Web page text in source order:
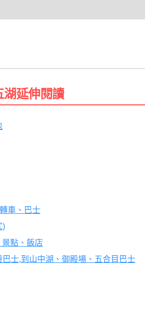
湖延伸閱讀
車、巴士
)
點、飯店
士,到山中湖、御殿場、五合目巴士